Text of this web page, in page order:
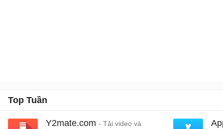
Top Tuần
Y2mate.com - Tải video và